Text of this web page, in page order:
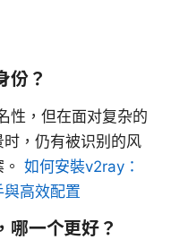
份？
性，但在面对复杂的
，仍有被识别的风
如何安裝v2ray：
高效配置
一个更好？